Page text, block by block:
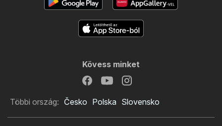
Kövess minket
Többi ország: Česko Polska Slovensko